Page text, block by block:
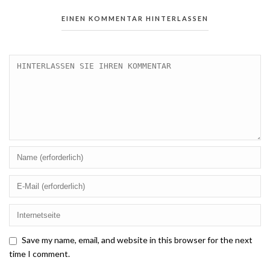
EINEN KOMMENTAR HINTERLASSEN
Save my name, email, and website in this browser for the next
time I comment.